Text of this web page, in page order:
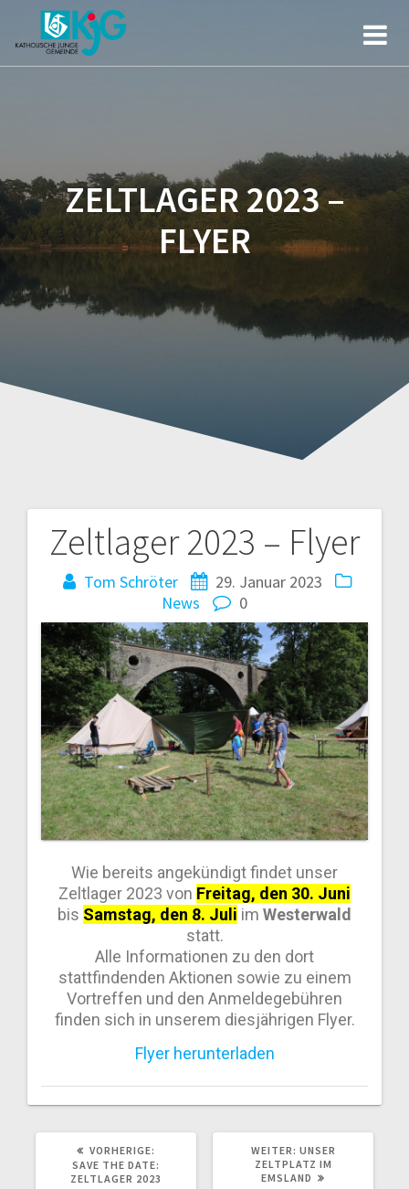
ZELTLAGER 2023 –
FLYER
Zeltlager 2023 – Flyer
Tom Schröter
29. Januar 2023
News
0
Wie bereits angekündigt findet unser
Zeltlager 2023 von Freitag, den 30. Juni
bis Samstag, den 8. Juli im Westerwald
statt.
Alle Informationen zu den dort
stattfindenden Aktionen sowie zu einem
Vortreffen und den Anmeldegebühren
finden sich in unserem diesjährigen Flyer.
Flyer herunterladen
VORHERIGE:
SAVE THE DATE:
ZELTLAGER 2023
WEITER: UNSER
ZELTPLATZ IM
EMSLAND